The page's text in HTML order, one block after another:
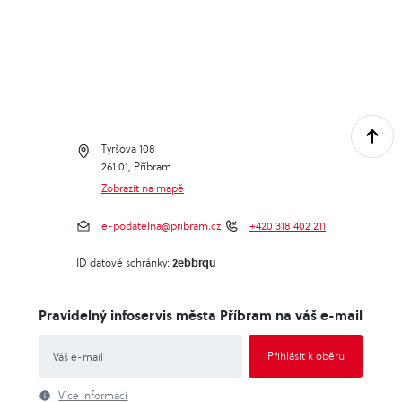
Tyršova 108
261 01, Příbram
Zobrazit na mapě
e-podatelna@pribram.cz +420 318 402 211
ID datové schránky: 2ebbrqu
Pravidelný infoservis města Příbram na váš e-mail
Více informací